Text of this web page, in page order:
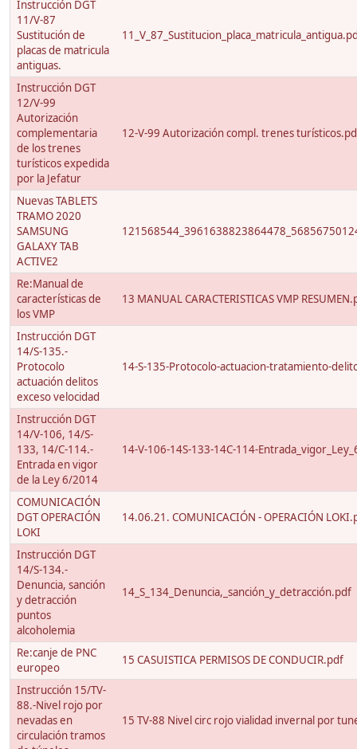
Instrucción DGT
11/V-87
Sustitución de
placas de matricula
antiguas.
Instrucción DGT
12/V-99
Autorización
complementaria
de los trenes
turísticos expedida
por la Jefatur
12-V-99 Autorización compl. trenes
Nuevas TABLETS
TRAMO 2020
SAMSUNG
GALAXY TAB
ACTIVE2
Re:Manual de
características de
los VMP
13 MANUAL CARACTERISTICAS VMP
Instrucción DGT
14/S-135.-
Protocolo
actuación delitos
exceso velocidad
14-S-135-Protocolo-actuacion-tratamiento-
Instrucción DGT
14/V-106, 14/S-
133, 14/C-114.-
Entrada en vigor
de la Ley 6/2014
14-V-106-14S-133-14C-114-
COMUNICACIÓN
DGT OPERACIÓN
LOKI
14.06.21. COMUNICACIÓN - OPERACIÓN
Instrucción DGT
14/S-134.-
Denuncia, sanción
y detracción
puntos
alcoholemia
14_S_134_Denuncia,_sanción_y_detracción.pdf
Re:canje de PNC
europeo
15 CASUISTICA PERMISOS DE CONDUCIR.pdf
Instrucción 15/TV-
88.-Nivel rojo por
nevadas en
circulación tramos
15 TV-88 Nivel circ rojo vialidad invernal por